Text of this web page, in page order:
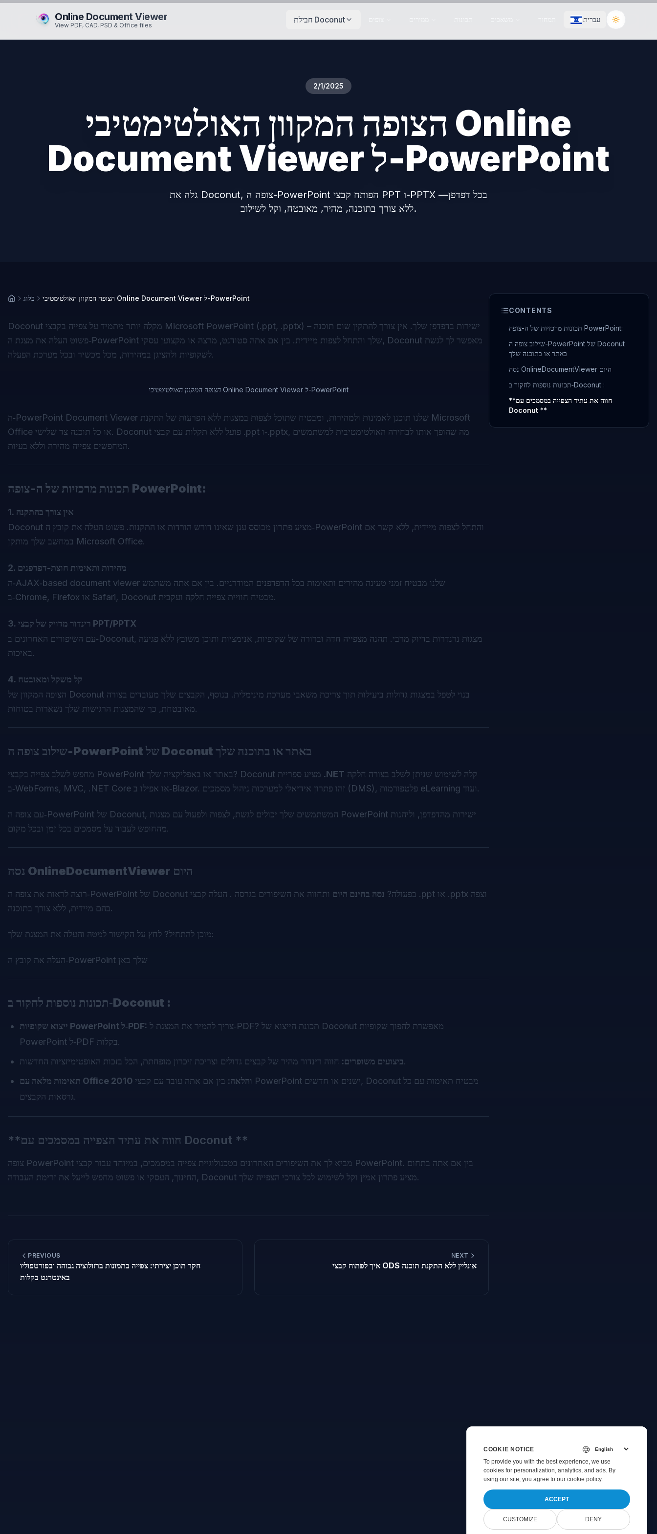
Online Document Viewer
View PDF, CAD, PSD & Office files
חבילת Doconut עברית Toggle
2/1/2025
הצופה המקוון האולטימטיבי Online
Document Viewer ל-PowerPoint
גלה את Doconut, צופה ה-PowerPoint הפותח קבצי PPT ו-PPTX בכל דפדפן—
ללא צורך בתוכנה, מהיר, מאובטח, וקל לשילוב.
בלוג הצופה המקוון האולטימטיבי Online Document Viewer ל-PowerPoint
Doconut מקלה יותר מתמיד על צפייה בקבצי Microsoft PowerPoint (.ppt, .pptx) ישירות בדפדפן שלך. אין צורך להתקין שום תוכנה –
פשוט העלה את מצגת ה‑PowerPoint שלך והתחל לצפות מיידית. בין אם אתה סטודנט, מרצה או מקצוען עסקי, Doconut מאפשר לך לגשת
לשקופיות ולהציגן במהירות, מכל מכשיר ובכל מערכת הפעלה.
הצופה המקוון האולטימטיבי Online Document Viewer ל-PowerPoint
ה‑PowerPoint Document Viewer שלנו תוכנן לאמינות ולמהירות, ומבטיח שתוכל לצפות במצגות ללא הפרעות של התקנת Microsoft
Office או כל תוכנה צד שלישי. Doconut פועל ללא תקלות עם קבצי .ppt ו‑.pptx, מה שהופך אותו לבחירה האולטימטיבית למשתמשים
המחפשים צפייה מהירה וללא בעיות.
תכונות מרכזיות של ה- צופה PowerPoint:
1. אין צורך בהתקנה
Doconut מציע פתרון מבוסס ענן שאינו דורש הורדות או התקנות. פשוט העלה את קובץ ה‑PowerPoint והתחל לצפות מיידית, ללא קשר אם
במחשב שלך מותקן Microsoft Office.
2. מהירות ותאימות חוצת-דפדפנים
ה‑AJAX‑based document viewer שלנו מבטיח זמני טעינה מהירים ותאימות בכל הדפדפנים המודרניים. בין אם אתה משתמש
ב‑Chrome, Firefox או Safari, Doconut מבטיח חוויית צפייה חלקה ועקבית.
3. רינדור מדויק של קבצי PPT/PPTX
עם השיפורים האחרונים ב‑Doconut, מצגות נרנדרות בדיוק מרבי. תהנה מצפייה חדה וברורה של שקופיות, אנימציות ותוכן משובץ ללא פגיעה
באיכות.
4. קל משקל ומאובטח
הצופה המקוון של Doconut בנוי לטפל במצגות גדולות ביעילות תוך צריכת משאבי מערכת מינימלית. בנוסף, הקבצים שלך מעובדים בצורה
מאובטחת, כך שהמצגות הרגישות שלך נשארות בטוחות.
שילוב צופה ה-PowerPoint של Doconut באתר או בתוכנה שלך
מחפש לשלב צפייה בקבצי PowerPoint באתר או באפליקציה שלך? Doconut .NET
ב‑WebForms, MVC, .NET Core או אפילו ב‑Blazor. זהו פתרון אידיאלי למערכות ניהול מסמכים (DMS), פלטפורמות eLearning ועוד.
עם צופה ה‑PowerPoint של Doconut, המשתמשים שלך יכולים לגשת, לצפות ולפעול עם מצגות PowerPoint ישירות מהדפדפן, וליהנות
מהחופש לעבוד על מסמכים בכל זמן ובכל מקום.
נסה OnlineDocumentViewer היום
רוצה לראות את צופה ה‑PowerPoint של Doconut בפעולה? נסה בחינם היום ותחווה את השיפורים בגרסה . העלה קבצי .ppt או .pptx וצפה
בהם מיידית, ללא צורך בתוכנה.
מוכן להתחיל? לחץ על הקישור למטה והעלה את המצגת שלך:
העלה את קובץ ה‑PowerPoint שלך כאן
תכונות נוספות לחקור ב‑Doconut :
ייצוא שקופיות PowerPoint ל‑PDF:
PowerPoint ל‑PDF בקלות.
ביצועים משופרים:חווה רינדור מהיר של קבצים גדולים וצריכת זיכרון מופחתת, הכל בזכות האופטימיזציות החדשות.
תאימות מלאה עם Office 2010 והלאה: בין אם אתה עובד עם קבצי PowerPoint ישנים או חדשים, Doconut מבטיח תאימות עם כל
גרסאות הקבצים.
**חווה את עתיד הצפייה במסמכים עם Doconut **
צופה PowerPoint
החינוך, העסקי או פשוט מחפש לייעל את זרימת העבודה, Doconut מציע פתרון אמין וקל לשימוש לכל צורכי הצפייה שלך.
PREVIOUS
חקר תוכן יצירתי: צפייה בתמונות ברזולוציה גבוהה ובפורטפוליו
באינטרנט בקלות
NEXT
איך לפתוח קבצי ODS אונליין ללא התקנת תוכנה
CONTENTS
תכונות מרכזיות של ה-צופה PowerPoint:
שילוב צופה ה-PowerPoint של Doconut
באתר או בתוכנה שלך
נסה OnlineDocumentViewer היום
תכונות נוספות לחקור ב‑Doconut :
**חווה את עתיד הצפייה במסמכים עם
Doconut **
COOKIE NOTICE
To provide you with the best experience, we use
cookies for personalization, analytics, and ads. By
using our site, you agree to our cookie policy.
ACCEPT
CUSTOMIZE DENY